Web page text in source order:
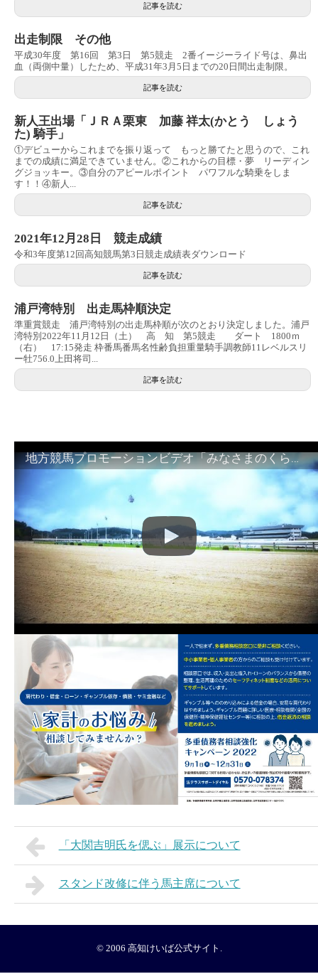
記事を読む
出走制限 その他
平成30年度 第16回 第3日 第5競走 2番イージーライド号は、鼻出
血（両側中量）したため、平成31年3月5日までの20日間出走制限。
記事を読む
新人王出場「ＪＲＡ栗東 加藤 祥太(かとう しょう
た) 騎手」
①デビューからこれまでを振り返って もっと勝てたと思うので、これ
までの成績に満足できていません。②これからの目標・夢 リーディン
グジョッキー。③自分のアピールポイント パワフルな騎乗をしま
す！！④新人...
記事を読む
2021年12月28日 競走成績
令和3年度第12回高知競馬第3日競走成績表ダウンロード
記事を読む
浦戸湾特別 出走馬枠順決定
準重賞競走 浦戸湾特別の出走馬枠順が次のとおり決定しました。浦戸
湾特別2022年11月12日（土） 高 知 第5競走 ダート 1800ｍ
（右） 17:15発走 枠番馬番馬名性齢負担重量騎手調教師11レベルスリ
ー牡756.0上田将司...
記事を読む
地方競馬プロモーションビデオ「みなさまのくらしのために」30秒篇｜NAR公式
「大関吉明氏を偲ぶ」展示について
スタンド改修に伴う馬主席について
© 2006 高知けいば公式サイト .